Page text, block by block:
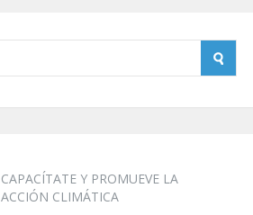
CAPACÍTATE Y PROMUEVE LA
ACCIÓN CLIMÁTICA